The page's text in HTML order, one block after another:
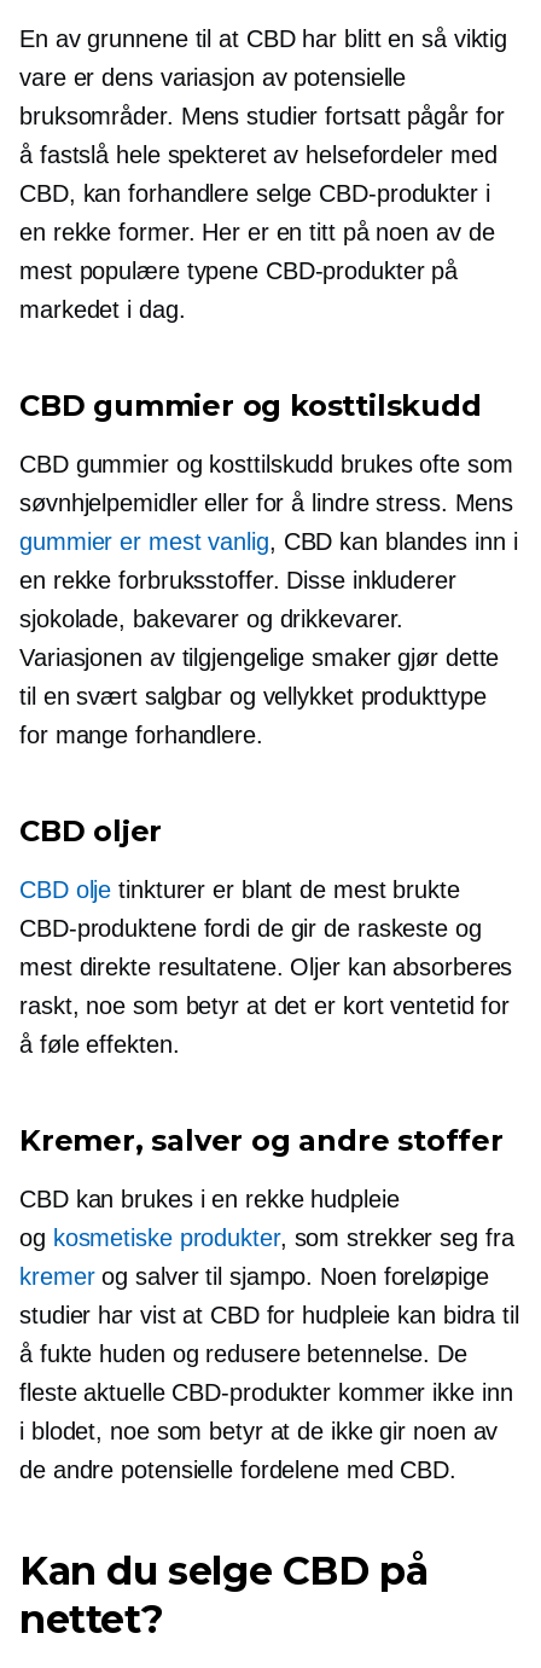
En av grunnene til at CBD har blitt en så viktig
vare er dens variasjon av potensielle
bruksområder. Mens studier fortsatt pågår for
å fastslå hele spekteret av helsefordeler med
CBD, kan forhandlere selge CBD-produkter i
en rekke former. Her er en titt på noen av de
mest populære typene CBD-produkter på
markedet i dag.
CBD gummier og kosttilskudd
CBD gummier og kosttilskudd brukes ofte som
søvnhjelpemidler eller for å lindre stress. Mens
gummier er mest vanlig, CBD kan blandes inn i
en rekke forbruksstoffer. Disse inkluderer
sjokolade, bakevarer og drikkevarer.
Variasjonen av tilgjengelige smaker gjør dette
til en svært salgbar og vellykket produkttype
for mange forhandlere.
CBD oljer
CBD olje tinkturer er blant de mest brukte
CBD-produktene fordi de gir de raskeste og
mest direkte resultatene. Oljer kan absorberes
raskt, noe som betyr at det er kort ventetid for
å føle effekten.
Kremer, salver og andre stoffer
CBD kan brukes i en rekke hudpleie
og kosmetiske produkter, som strekker seg fra
kremerog salver til sjampo. Noen foreløpige
studier har vist at CBD for hudpleie kan bidra til
å fukte huden og redusere betennelse. De
fleste aktuelle CBD-produkter kommer ikke inn
i blodet, noe som betyr at de ikke gir noen av
de andre potensielle fordelene med CBD.
Kan du selge CBD på
nettet?